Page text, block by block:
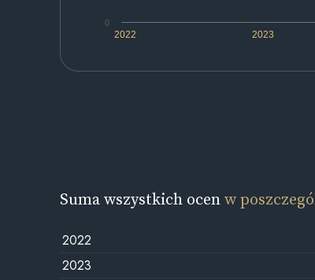
2022 2023
0
Suma wszystkich ocenw
2022
2023